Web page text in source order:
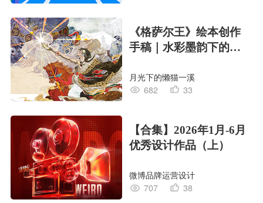
《格萨尔王》绘本创作
手稿｜水彩墨韵下的史
月光下的懒猫一溪
682
33
【合集】2026年1月-6月
优秀设计作品（上）
微博品牌运营设计
707
38